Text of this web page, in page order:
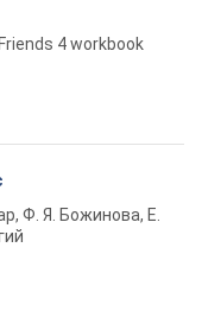
4 workbook
Ф. Я. Божинова, Е.